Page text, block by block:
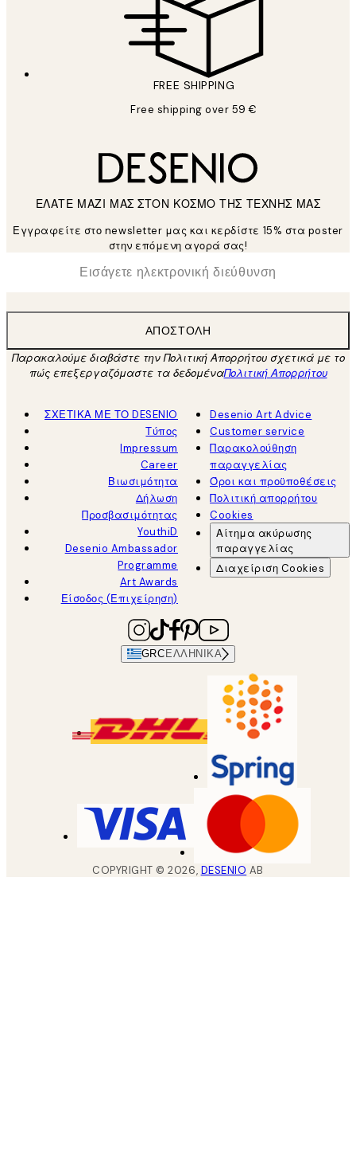
FREE SHIPPING
Free shipping over 59 €
ΕΛΑΤΕ ΜΑΖΙ ΜΑΣ ΣΤΟΝ ΚΟΣΜΟ ΤΗΣ ΤΕΧΝΗΣ ΜΑΣ
Εγγραφείτε στο newsletter μας και κερδίστε 15% στα poster
στην επόμενη αγορά σας!
Ηλεκτρονική Διεύθυνση
ΑΠΟΣΤΟΛΉ
Παρακαλούμε διαβάστε την Πολιτική Απορρήτου σχετικά με το
πώς επεξεργαζόμαστε τα δεδομέναΠολιτική Απορρήτου
ΣΧΕΤΙΚΑ ΜΕ ΤΟ DESENIO
Τύπος
Impressum
Career
Βιωσιμότητα
Δήλωση
Προσβασιμότητας
YouthiD
Desenio Ambassador
Programme
Art Awards
Είσοδος (Επιχείρηση)
Desenio Art Advice
Customer service
Παρακολούθηση
παραγγελίας
Όροι και προϋποθέσεις
Πολιτική απορρήτου
Cookies
Αίτημα ακύρωσης
παραγγελίας
Διαχείριση Cookies
GRC ΕΛΛΗΝΙΚΆ
COPYRIGHT ©2026, DESENIO AB